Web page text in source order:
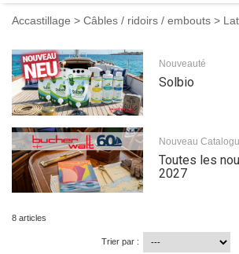
Accastillage > Câbles / ridoirs / embouts >
Nouveauté
Solbio
Nouveau
Toutes les
2027
8 articles
Trier par :